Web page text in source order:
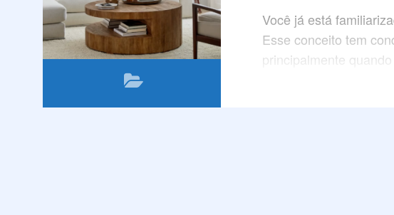
Você já está
Esse conceito tem
principalmente